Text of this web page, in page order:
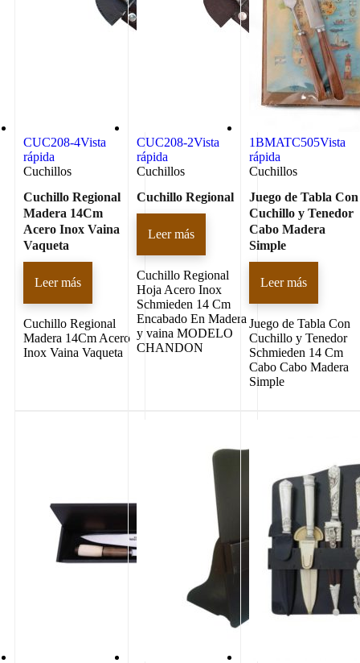
CUC208-4Vista
rápida
Cuchillos
Cuchillo Regional
Madera 14Cm
Acero Inox Vaina
Vaqueta
Leer más
Cuchillo Regional
Madera 14Cm Acero
Inox Vaina Vaqueta
CUC208-2Vista
rápida
Cuchillos
Cuchillo Regional
Leer más
Cuchillo Regional
Hoja Acero Inox
Schmieden 14 Cm
Encabado En Madera
y vaina MODELO
CHANDON
1BMATC505Vista
rápida
Cuchillos
Juego de Tabla Con
Cuchillo y Tenedor
Cabo Madera
Simple
Leer más
Juego de Tabla Con
Cuchillo y Tenedor
Schmieden 14 Cm
Cabo Cabo Madera
Simple